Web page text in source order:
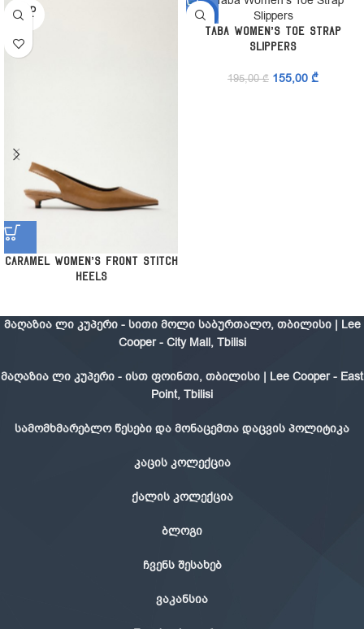
SOLD
OUT
Caramel Women’s Front Stitch
Heels
-21%
Taba Women’s Toe Strap
Slippers
195,00₾ 155,00 ₾
მაღაზია ლი კუპერი - სითი მოლი საბურთალო, თბილისი | Lee
Cooper - City Mall, Tbilisi
მაღაზია ლი კუპერი - ისთ ფოინთი, თბილისი | Lee Cooper - East
Point, Tbilisi
სამომხმარებლო წესები და მონაცემთა დაცვის პოლიტიკა
კაცის კოლექცია
ქალის კოლექცია
ბლოგი
ჩვენს შესახებ
ვაკანსია